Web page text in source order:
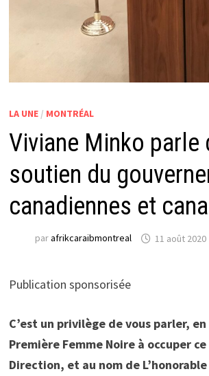
LA UNE/ MONTRÉAL
Viviane Minko parle
soutien du
canadiennes et
parafrikcaraibmontreal 11 août 2020
Publication sponsorisée
C’est un privilège de vous parler,
Première Femme Noire à occuper
Direction, et au nom de